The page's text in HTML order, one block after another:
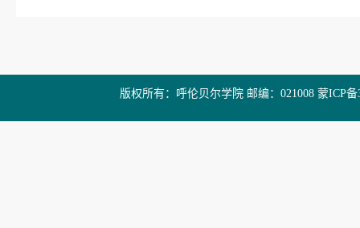
版权所有：呼伦贝尔学院 邮编：021008 蒙ICP